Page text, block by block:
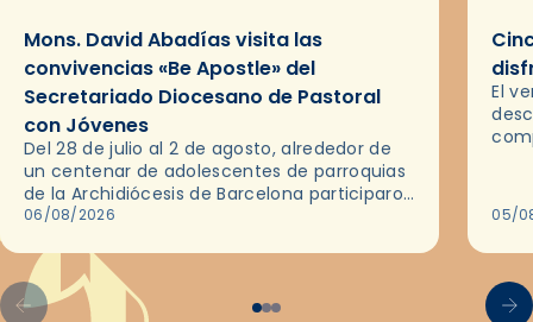
Mons. David Abadías visita las
convivencias «Be Apostle» del
Secretariado Diocesano de Pastoral
con Jóvenes
Del 28 de julio al 2 de agosto, alrededor de
un centenar de adolescentes de parroquias
de la Archidiócesis de Barcelona participaron
en las convivencias Be Apostle, organizadas
06/08/2026
El
05/